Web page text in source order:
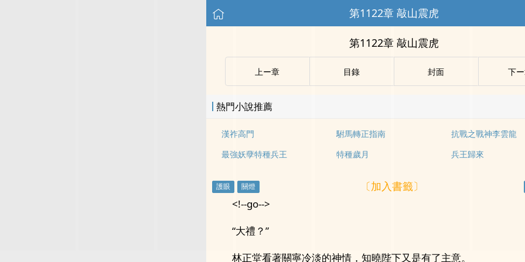
第1122章 敲山震虎
第1122章 敲山震虎
上ー章 目錄 封面 下
熱門小說推薦
漢祚高門 駙馬轉正指南
抗戰之戰神李雲龍
最強妖孽特種兵王
特種歲月 兵王歸來
〔加入書籤〕
<!--go-->
“大禮？”
林正堂看著關寧冷淡的神情，知曉陛下又是有了主意。